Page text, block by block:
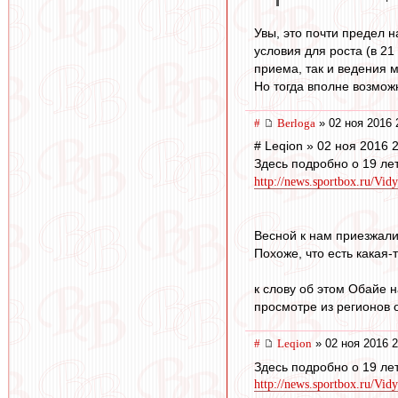
Увы, это почти предел
условия для роста (в
приема, так и ведения
Но тогда вполне
# Berloga » 02 ноя 2016
# Leqion » 02 ноя 2016
Здесь подробно о 19
http://news.sportbox.ru/
Весной к нам
Похоже, что есть
к слову об этом Обайе
просмотре из регионов
# Leqion » 02 ноя 2016
Здесь подробно о 19
http://news.sportbox.ru/